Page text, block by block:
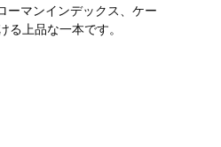
ーマンインデックス、ケー
上品な一本です。